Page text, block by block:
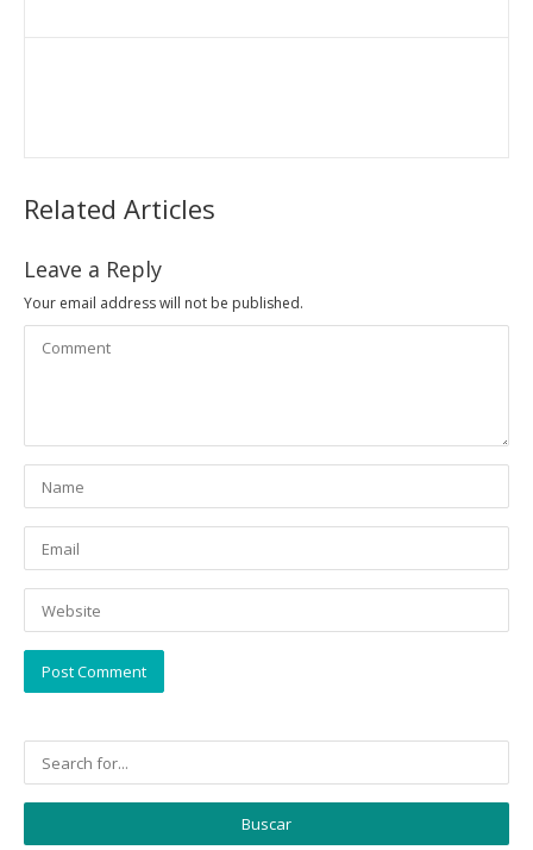
Related Articles
Leave a Reply
Your email address will not be published.